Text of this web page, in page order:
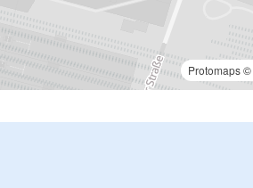
Protomaps©